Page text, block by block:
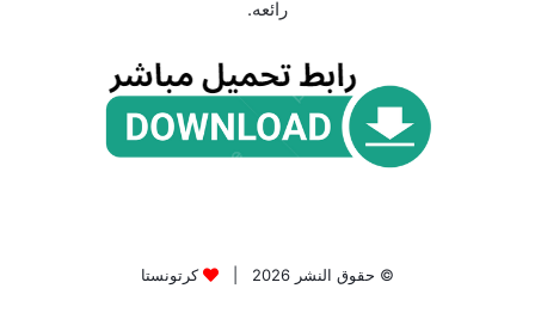
رائعه.
© حقوق النشر 2026 | كرتونستا